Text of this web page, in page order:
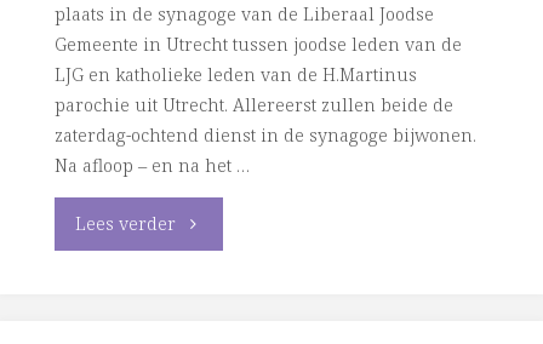
plaats in de synagoge van de Liberaal Joodse
Gemeente in Utrecht tussen joodse leden van de
LJG en katholieke leden van de H.Martinus
parochie uit Utrecht. Allereerst zullen beide de
zaterdag-ochtend dienst in de synagoge bijwonen.
Na afloop – en na het …
Lees verder "Dag